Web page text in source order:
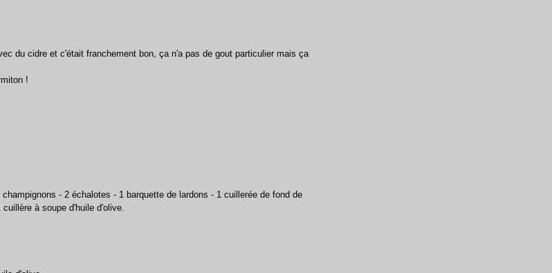
du cidre et c'était franchement bon, ça n'a pas de gout particulier mais ça
!
- 2 échalotes - 1 barquette de lardons - 1 cuillerée de fond de
à soupe d'huile d'olive.